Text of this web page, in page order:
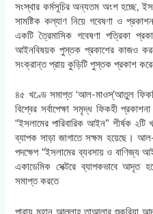
সংস্থার কর্মসূচির অন্যতম অংশ হচ্ছে,
সামষ্টিক কল্যাণ নিয়ে গবেষণা ও
একটি ত্রৈমাসিক গবেষণা পত্রিকা
আইনবিষয়ক পুস্তক প্রকাশের কাজও
সংক্রান্ত প্রায় কুড়িটি পুস্তক প্রকাশ
৪৫ খণ্ডে সমাপ্ত ‘আল-মাওস্’আতুল
বিশ্বের সর্বাপেক্ষা সমৃদ্ধ ফিকহী
“ইসলামের পারিবারিক আইন” শীর্ষক
ব্যাপক সাড়া জাগাতে সক্ষম হয়েছে।
পদক্ষেপ “ইসলামের ব্যবসায় ও
একাডেমিক সেক্টরে ব্যাপকভাবে আদৃত
সমাপ্ত করতে